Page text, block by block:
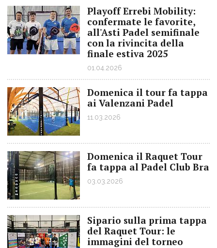
Playoff Errebi Mobility:
confermate le favorite,
all'Asti Padel semifinale
con la rivincita della
finale estiva 2025
01.04.2026
Domenica il tour fa tappa
ai Valenzani Padel
11.03.2026
Domenica il Raquet Tour
fa tappa al Padel Club Bra
03.03.2026
Sipario sulla prima tappa
del Raquet Tour: le
immagini del torneo